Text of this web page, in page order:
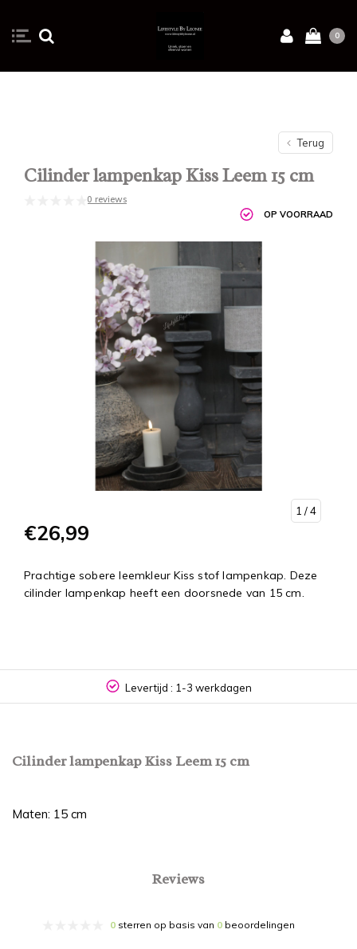
0
Terug
Cilinder lampenkap Kiss Leem 15 cm
0 reviews
OP VOORRAAD
1 / 4
€26,99
Prachtige sobere leemkleur Kiss stof lampenkap. Deze
cilinder lampenkap heeft een doorsnede van 15 cm.
Levertijd : 1-3 werkdagen
Cilinder lampenkap Kiss Leem 15 cm
Maten: 15 cm
Reviews
0 sterren op basis van 0 beoordelingen